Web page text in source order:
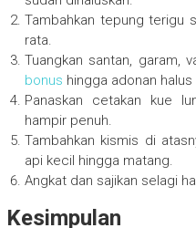
Tambahkan tepung terigu
rata.
Tuangkan santan, garam,
bonus hingga adonan
Panaskan cetakan kue
hampir penuh.
Tambahkan kismis di
api kecil hingga matang.
Angkat dan sajikan selagi
Kesimpulan